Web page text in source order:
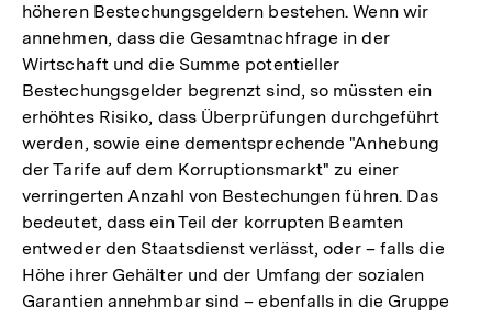
höheren Bestechungsgeldern bestehen. Wenn wir
annehmen, dass die Gesamtnachfrage in der
Wirtschaft und die Summe potentieller
Bestechungsgelder begrenzt sind, so müssten ein
erhöhtes Risiko, dass Überprüfungen durchgeführt
werden, sowie eine dementsprechende "Anhebung
der Tarife auf dem Korruptionsmarkt" zu einer
verringerten Anzahl von Bestechungen führen. Das
bedeutet, dass ein Teil der korrupten Beamten
entweder den Staatsdienst verlässt, oder – falls die
Höhe ihrer Gehälter und der Umfang der sozialen
Garantien annehmbar sind – ebenfalls in die Gruppe